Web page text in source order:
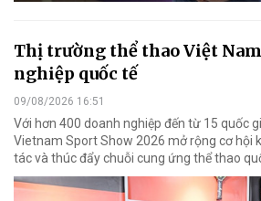
Thị trường thể thao Việt
nghiệp quốc tế
09/08/2026 16:51
Với hơn 400 doanh nghiệp đến từ 15 quốc
Vietnam Sport Show 2026 mở rộng cơ hội
tác và thúc đẩy chuỗi cung ứng thể thao